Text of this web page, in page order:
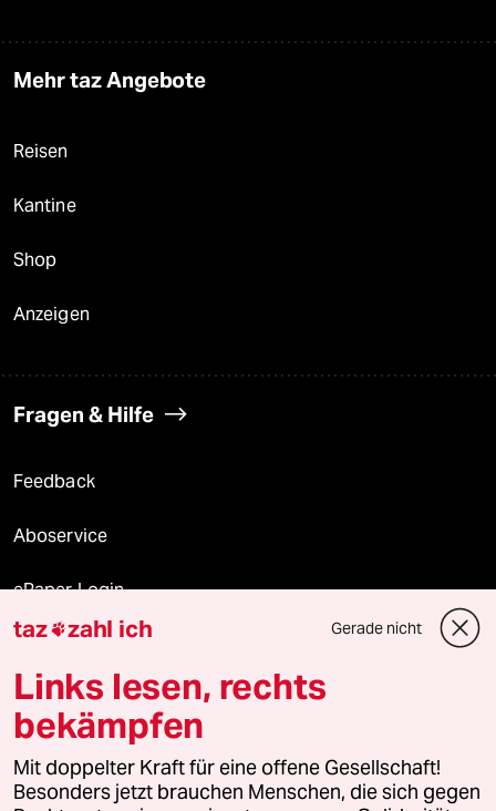
Mehr taz Angebote
Reisen
Kantine
Shop
Anzeigen
Fragen & Hilfe
Feedback
Aboservice
ePaper Login
Downloads für Abonnierende
© 2026 taz Verlags und Vertriebs GmbH
Alle Rechte vorbehalten. Bei rechtlichen Fragen oder für Genehmigungen
wenden Sie sich bitte an
lizenzen@taz.de
taz zahl ich Gerade nicht
Links lesen, rechts
bekämpfen
Mit doppelter Kraft für eine offene Gesellschaft!
Besonders jetzt brauchen Menschen, die sich gegen